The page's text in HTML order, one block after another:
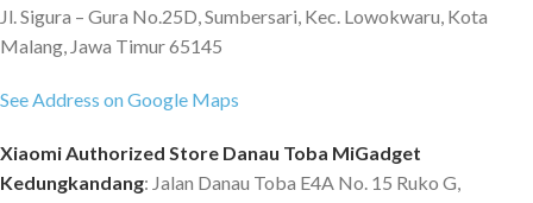
Jl. Sigura – Gura No.25D, Sumbersari, Kec. Lowokwaru, Kota
Malang, Jawa Timur 65145
See Address on Google Maps
Xiaomi Authorized Store Danau Toba MiGadget
Kedungkandang: Jalan Danau Toba E4A No. 15 Ruko G,